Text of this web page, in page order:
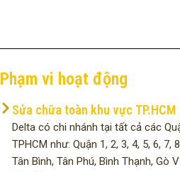
Phạm vi hoạt động
Sửa chữa toàn khu vực TP.HCM
Delta có chi nhánh tại tất cả các
TPHCM như: Quận 1, 2, 3, 4, 5, 6, 7,
Tân Bình, Tân Phú, Bình Thạnh, Gò